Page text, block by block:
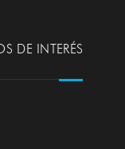
DE INTERÉS